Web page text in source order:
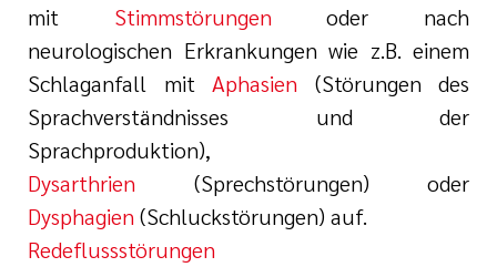
mit Stimmstörungenoder nach
neurologischen Erkrankungen wie z.B. einem
Schlaganfall mit Aphasien (Störungen des
Sprachverständnisses und der
Sprachproduktion),
Dysarthrien (Sprechstörungen) oder
Dysphagien(Schluckstörungen) auf.
Redeflussstörungen